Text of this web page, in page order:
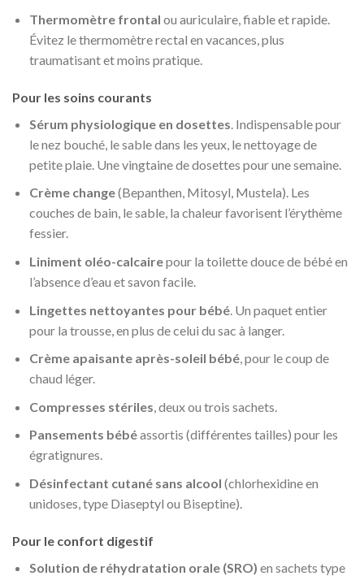
Thermomètre frontal ou auriculaire, fiable et rapide.
Évitez le thermomètre rectal en vacances, plus
traumatisant et moins pratique.
Pour les soins courants
Sérum physiologique en dosettes. Indispensable pour
le nez bouché, le sable dans les yeux, le nettoyage de
petite plaie. Une vingtaine de dosettes pour une semaine.
Crème change(Bepanthen, Mitosyl, Mustela). Les
couches de bain, le sable, la chaleur favorisent l’érythème
fessier.
Liniment oléo-calcairepour la toilette douce de bébé en
l’absence d’eau et savon facile.
Lingettes nettoyantes pour bébé. Un paquet entier
pour la trousse, en plus de celui du sac à langer.
Crème apaisante après-soleil bébé, pour le coup de
chaud léger.
Compresses stériles, deux ou trois sachets.
Pansements bébéassortis (différentes tailles) pour les
égratignures.
Désinfectant cutané sans alcool (chlorhexidine en
unidoses, type Diaseptyl ou Biseptine).
Pour le confort digestif
Solution de réhydratation orale (SRO) en sachets type